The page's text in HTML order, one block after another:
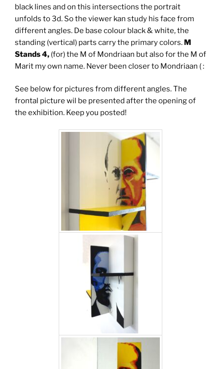
black lines and on this intersections the portrait
unfolds to 3d. So the viewer kan study his face from
different angles. De base colour black & white, the
standing (vertical) parts carry the primary colors. M
Stands 4, (for) the M of Mondriaan but also for the M of
Marit my own name. Never been closer to Mondriaan ( :
See below for pictures from different angles. The
frontal picture wil be presented after the opening of
the exhibition. Keep you posted!